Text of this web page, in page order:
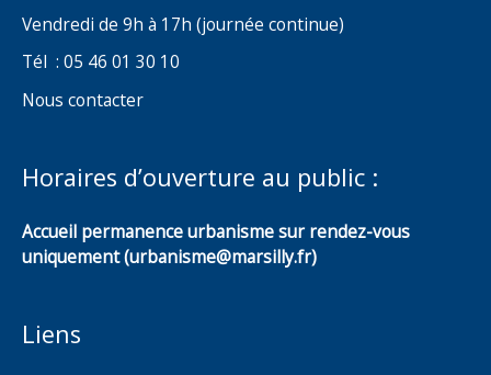
Vendredi de 9h à 17h (journée continue)
Tél : 05 46 01 30 10
Nous contacter
Horaires d’ouverture au public :
Accueil permanence urbanisme sur rendez-vous
uniquement (urbanisme@marsilly.fr)
Liens